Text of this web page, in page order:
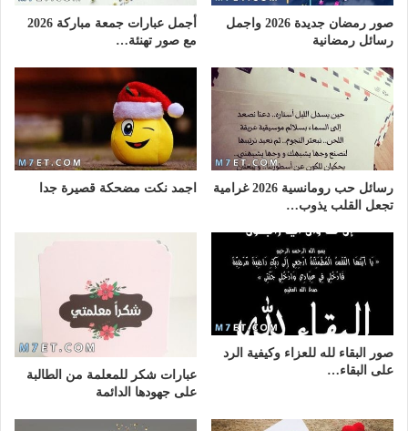
صور رمضان جديدة 2026 واجمل
رسائل رمضانية
أجمل عبارات جمعة مباركة 2026
مع صور تهنئة…
رسائل حب رومانسية 2026 غرامية
تجعل القلب يذوب…
اجمد نكت مضحكة قصيرة جدا
صور البقاء لله للعزاء وكيفية الرد
على البقاء…
عبارات شكر للمعلمة من الطالبة
على جهودها الدائمة